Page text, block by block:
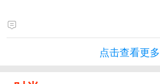
点击查看更多